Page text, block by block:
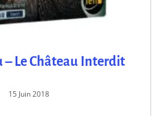
– Le Château Interdit
15 Juin 2018